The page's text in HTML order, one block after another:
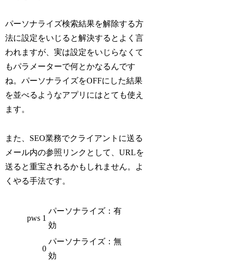
パーソナライズ検索結果を解除する方
法に設定をいじると解決するとよく言
われますが、実は設定をいじらなくて
もパラメーターで何とかなるんです
ね。パーソナライズをOFFにした結果
を並べるようなアプリにはとても使え
ます。
また、SEO業務でクライアントに送る
メール内の参照リンクとして、URLを
送ると重宝されるかもしれません。よ
くやる手法です。
pws 1
パーソナライズ：有
効
0
パーソナライズ：無
効